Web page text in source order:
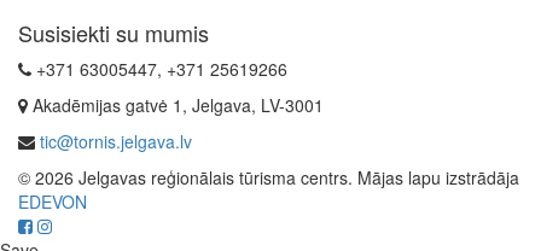
Susisiekti su mumis
+371 63005447, +371 25619266
Akadēmijas gatvė 1, Jelgava, LV-3001
tic@tornis.jelgava.lv
© 2026 Jelgavas reģionālais tūrisma centrs. Mājas lapu izstrādāja
EDEVON